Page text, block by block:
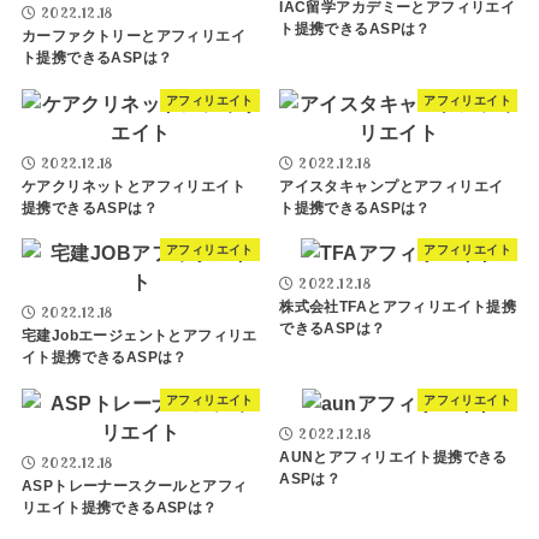
2022.12.18
カーファクトリーとアフィリエイ
ト提携できるASPは？
IAC留学アカデミーとアフィリエイ
ト提携できるASPは？
アフィリエイト
2022.12.18
ケアクリネットとアフィリエイト
提携できるASPは？
アフィリエイト
2022.12.18
アイスタキャンプとアフィリエイ
ト提携できるASPは？
アフィリエイト
2022.12.18
宅建Jobエージェントとアフィリエ
イト提携できるASPは？
アフィリエイト
2022.12.18
株式会社TFAとアフィリエイト提携
できるASPは？
アフィリエイト
2022.12.18
ASPトレーナースクールとアフィ
リエイト提携できるASPは？
アフィリエイト
2022.12.18
AUNとアフィリエイト提携できる
ASPは？